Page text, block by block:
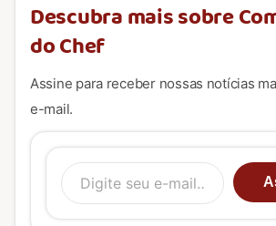
Descubra mais sobre
do Chef
Assine para receber nossas notícias
e-mail.
Digite seu e-mail…